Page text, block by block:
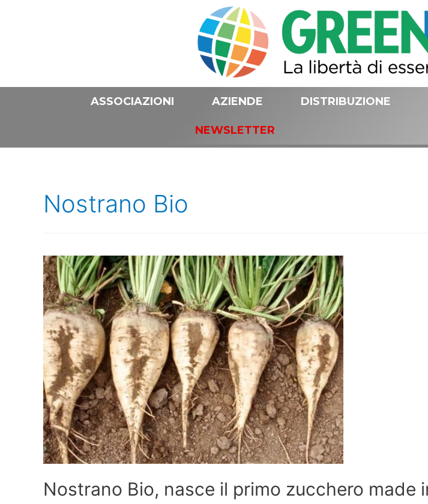
ASSOCIAZIONI AZIENDE DISTRIBUZIONE
NEWSLETTER
Nostrano Bio
Nostrano Bio, nasce il primo zucchero made